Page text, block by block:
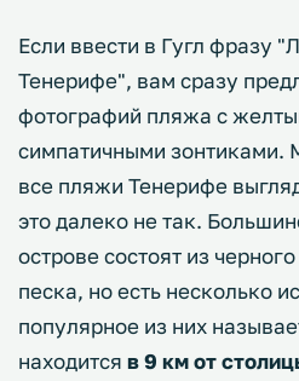
Если ввести в Гугл фразу
Тенерифе", вам сразу
фотографий пляжа с
симпатичными зонтиками.
все пляжи Тенерифе
это далеко не так.
острове состоят из
песка, но есть несколько
популярное из них
находится в 9 км от